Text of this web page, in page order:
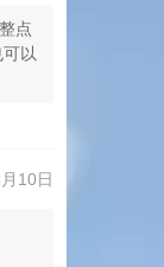
点
以
10日